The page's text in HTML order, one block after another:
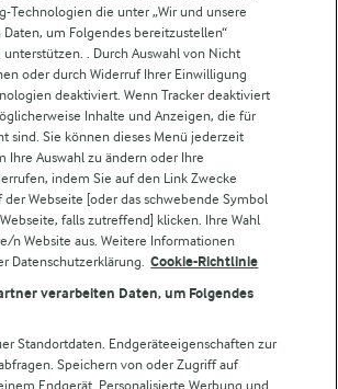
Technologien die unter „Wir und unsere
um Folgendes bereitzustellen“
. Durch Auswahl von Nicht
oder durch Widerruf Ihrer Einwilligung
deaktiviert. Wenn Tracker deaktiviert
Inhalte und Anzeigen, die für
sind. Sie können dieses Menü jederzeit
Ihre Auswahl zu ändern oder Ihre
indem Sie auf den Link Zwecke
Webseite [oder das schwebende Symbol
falls zutreffend] klicken. Ihre Wahl
n Website aus. Weitere Informationen
Datenschutzerklärung. Cookie-Richtlinie
verarbeiten Daten, um Folgendes
Standortdaten. Endgeräteeigenschaften zur
Speichern von oder Zugriff auf
Endgerät. Personalisierte Werbung und